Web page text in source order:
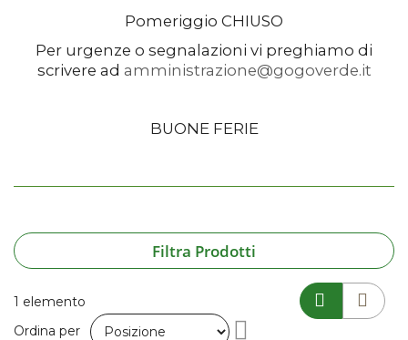
Pomeriggio CHIUSO
Per urgenze o segnalazioni vi preghiamo di
scrivere ad amministrazione@gogoverde.it
BUONE FERIE
Filtra Prodotti
1 elemento
Ordina per